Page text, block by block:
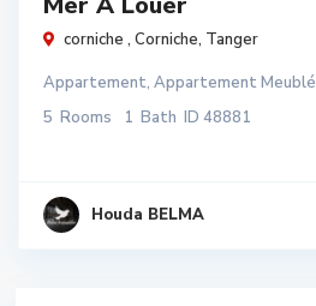
corniche , Corniche, Tanger
Appartement, Appartement Meublé
5 Rooms 1 Bath ID 48881
Houda BELMA